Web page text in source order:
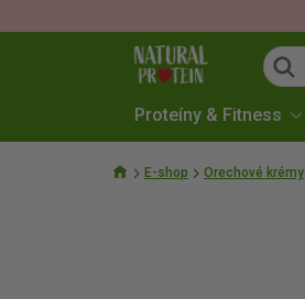
Proteíny & Fitness
E-shop Orechové krémy